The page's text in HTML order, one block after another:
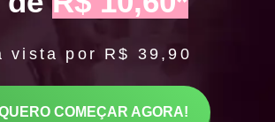
vista por R$ 39,90
COMEÇAR AGORA!